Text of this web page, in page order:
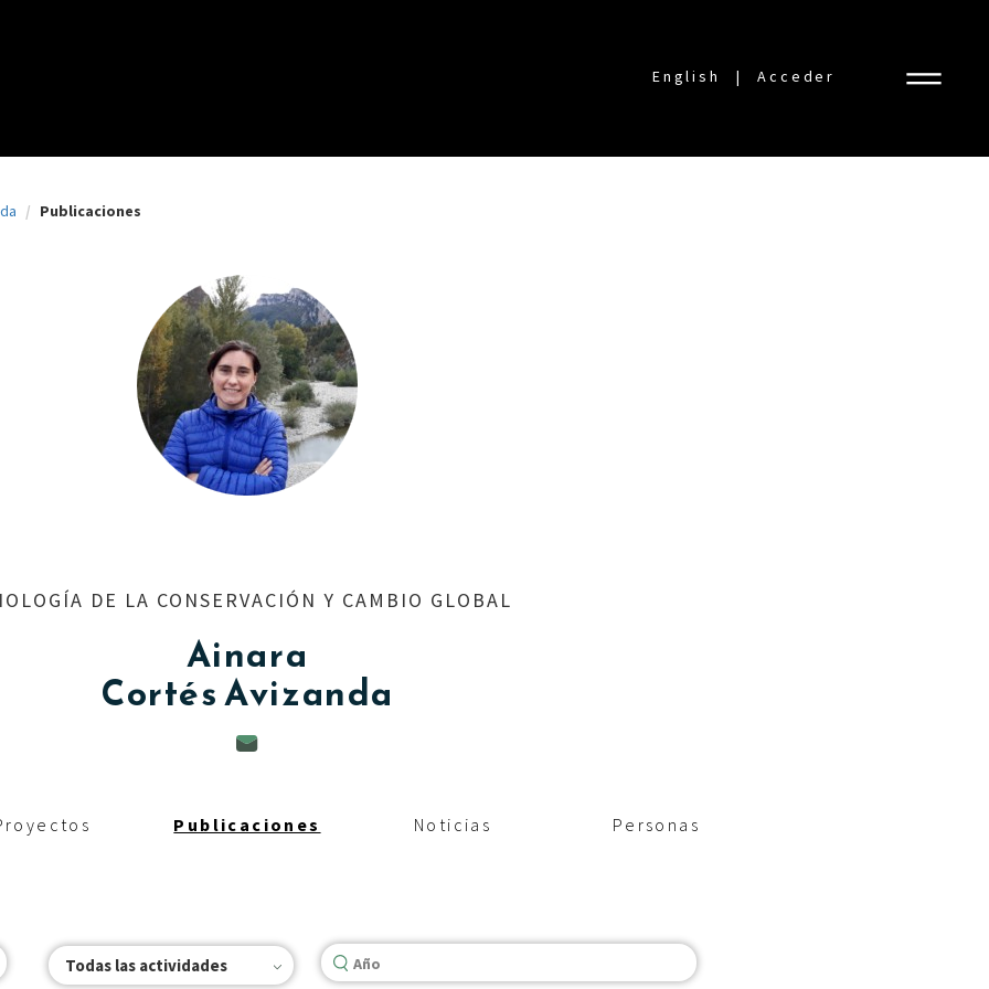
English Acceder
Publicaciones
DE LA CONSERVACIÓN Y CAMBIO GLOBAL
Ainara
Cortés Avizanda
Publicaciones Noticias Personas
Todas las actividades